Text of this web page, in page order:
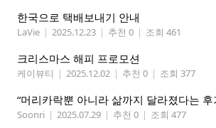
한국으로 택배보내기 안내
LaVie | 2025.12.23 | 추천 0 | 조회 461
크리스마스 해피 프로모션
케이뷰티 | 2025.12.02 | 추천 0 | 조회 377
Soonri | 2025.07.29 | 추천 0 | 조회 477